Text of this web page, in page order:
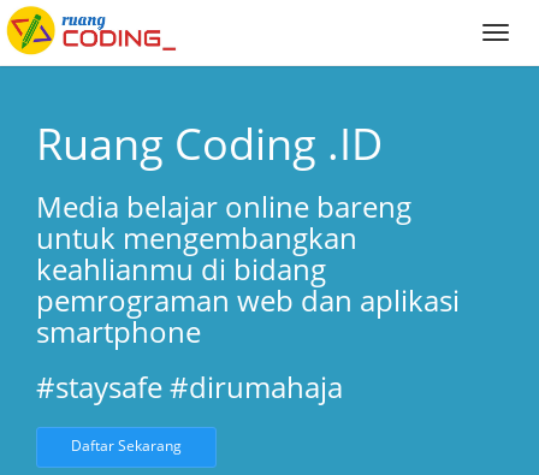
Ruang Coding .ID
Media belajar online bareng
untuk mengembangkan
keahlianmu di bidang
pemrograman web dan aplikasi
smartphone
#staysafe #dirumahaja
Daftar Sekarang